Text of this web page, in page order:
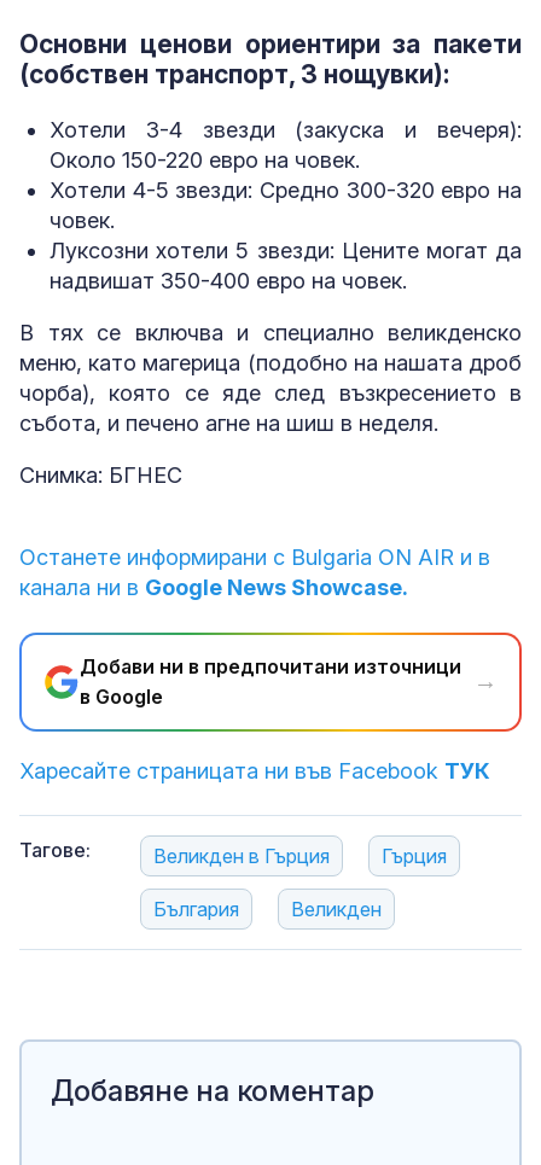
Основни ценови ориентири за пакети
(собствен транспорт, 3 нощувки):
Хотели 3-4 звезди (закуска и вечеря):
Около 150-220 евро на човек.
Хотели 4-5 звезди: Средно 300-320 евро на
човек.
Луксозни хотели 5 звезди: Цените могат да
надвишат 350-400 евро на човек.
В тях се включва и специално великденско
меню, като магерица (подобно на нашата дроб
чорба), която се яде след възкресението в
събота, и печено агне на шиш в неделя.
Снимка: БГНЕС
Останете информирани с Bulgaria ON AIR и в
канала ни в Google News Showcase.
Добави ни в предпочитани източници
в Google
→
Харесайте страницата ни във Facebook ТУК
Тагове: Великден в Гърция Гърция
България Великден
Добавяне на коментар